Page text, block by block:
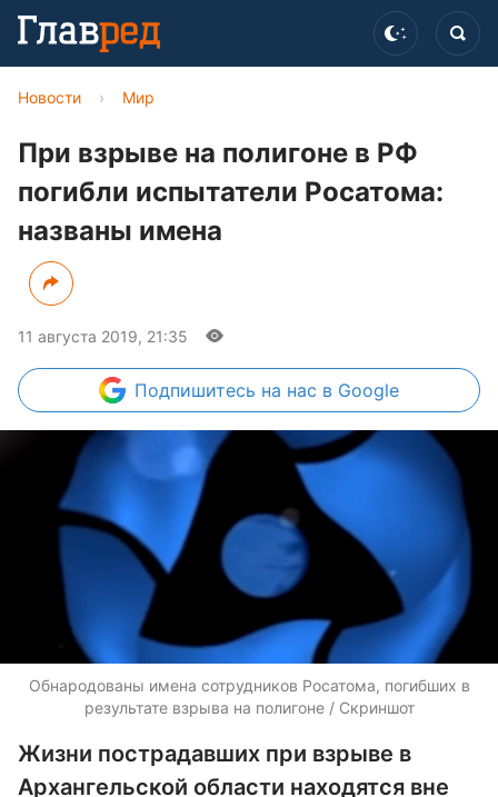
Новости › Мир
При взрыве на полигоне в РФ
погибли испытатели Росатома:
названы имена
11 августа 2019, 21:35
Подпишитесь на нас в Google
Обнародованы имена сотрудников Росатома, погибших в
результате взрыва на полигоне / Скриншот
Жизни пострадавших при взрыве в
Архангельской области находятся вне